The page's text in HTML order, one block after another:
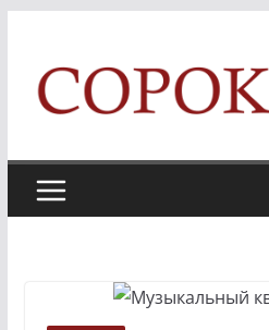
content